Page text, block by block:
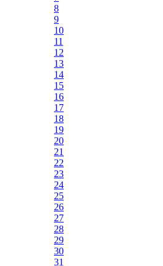
8
9
10
11
12
13
14
15
16
17
18
19
20
21
22
23
24
25
26
27
28
29
30
31